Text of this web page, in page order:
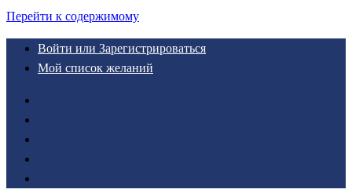
Перейти к содержимому
Войти или Зарегистрироваться
Мой список желаний